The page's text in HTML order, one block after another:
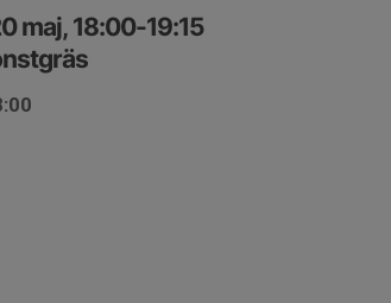
maj, 18:00-19:15